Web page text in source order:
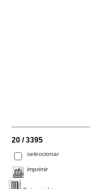
20 / 3395
seleccionar
imprimir